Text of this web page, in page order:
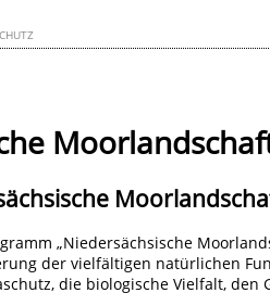
„Niedersächsische
der vielfältigen natürlichen
die biologische Vielfalt, den